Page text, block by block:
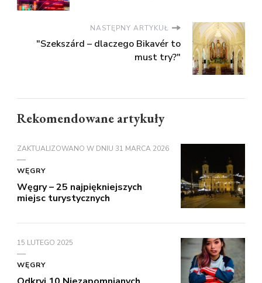
NASTĘPNY ARTYKUŁ
"Szekszárd – dlaczego Bikavér to
must try?"
Rekomendowane artykuły
ZAKTUALIZOWANO W DNIU 31 MARCA 2026
WĘGRY
Węgry – 25 najpiękniejszych
miejsc turystycznych
15 LUTEGO 2025
WĘGRY